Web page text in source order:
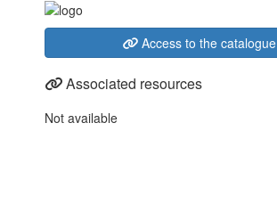
Access to the catalogue
Associated resources
Not available